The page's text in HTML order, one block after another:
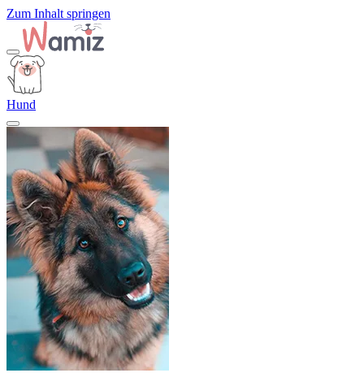
Zum Inhalt springen
Hund